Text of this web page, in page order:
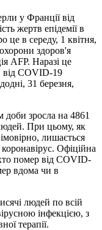
у Франції від
жертв епідемії в
це в середу, 1 квітня,
здоров'я
AFP. Наразі це
від COVID-19
31 березня,
доби зросла на 4861
При цьому, як
імовірно, лишається
Офіційна
помер від COVID-
вдома чи в
людей по всій
інфекцією, з
терапії.